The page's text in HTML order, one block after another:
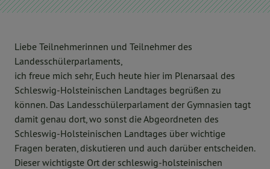
Liebe Teilnehmerinnen und Teilnehmer des
Landesschülerparlaments,
ich freue mich sehr, Euch heute hier im Plenarsaal des
Schleswig-Holsteinischen Landtages begrüßen zu
können. Das Landesschülerparlament der Gymnasien tagt
damit genau dort, wo sonst die Abgeordneten des
Schleswig-Holsteinischen Landtages über wichtige
Fragen beraten, diskutieren und auch darüber entscheiden.
Dieser wichtigste Ort der schleswig-holsteinischen